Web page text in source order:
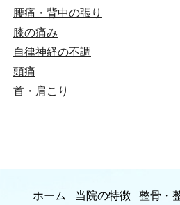
腰痛・背中の張り
膝の痛み
自律神経の不調
頭痛
首・肩こり
ホーム 当院の特徴 整骨・